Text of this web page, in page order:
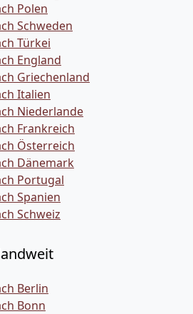
Polen
Schweden
Türkei
England
Griechenland
Italien
Niederlande
Frankreich
Österreich
Dänemark
Portugal
Spanien
Schweiz
Berlin
Bonn